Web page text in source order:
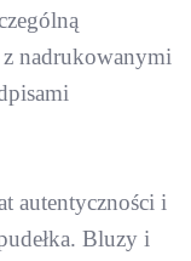
z nadrukowanymi
autentyczności i
Bluzy i